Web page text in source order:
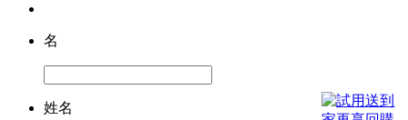
名
姓名